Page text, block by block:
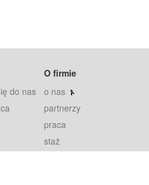
do nas
O firmie
o nas
partnerzy
praca
staż